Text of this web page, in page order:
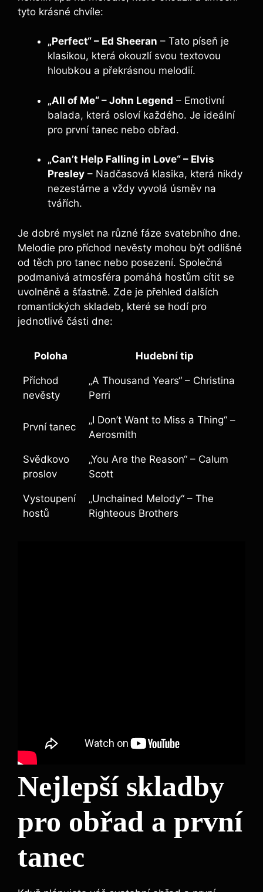
tyto krásné chvíle:
„Perfect“ – Ed Sheeran – Tato píseň je
klasikou, která okouzlí svou textovou
hloubkou a překrásnou melodií.
„All of Me“ – John Legend – Emotivní
balada, která osloví každého. Je ideální
pro první tanec nebo obřad.
„Can’t Help Falling in Love“ – Elvis
Presley – Nadčasová klasika, která nikdy
nezestárne a vždy vyvolá úsměv na
tvářích.
Je dobré myslet na různé fáze svatebního dne.
Melodie pro příchod nevěsty mohou být odlišné
od těch pro tanec nebo posezení. Společná
podmanivá atmosféra pomáhá hostům cítit se
uvolněně a šťastně. Zde je přehled dalších
romantických skladeb, které se hodí pro
jednotlivé části dne:
Poloha Hudební tip
Příchod
nevěsty
„A Thousand Years“ – Christina
Perri
První tanec
„I Don’t Want to Miss a Thing“ –
Aerosmith
Svědkovo
proslov
„You Are the Reason“ – Calum
Scott
Vystoupení
hostů
„Unchained Melody“ – The
Righteous Brothers
Nejlepší skladby
pro obřad a první
tanec